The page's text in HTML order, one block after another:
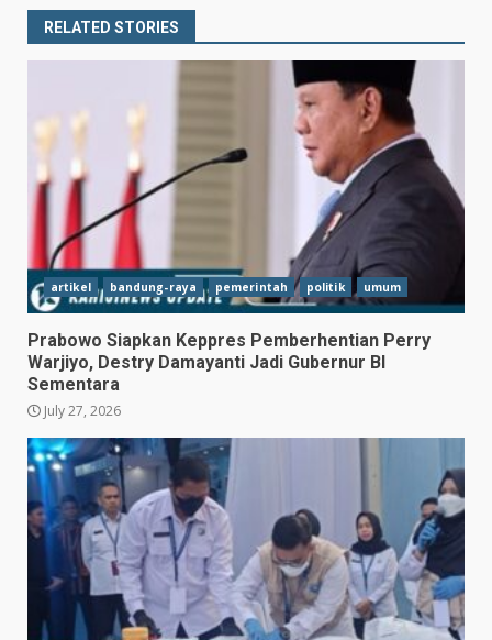
RELATED STORIES
artikel bandung-raya pemerintah politik umum
Prabowo Siapkan Keppres Pemberhentian Perry
Warjiyo, Destry Damayanti Jadi Gubernur BI
Sementara
July 27, 2026